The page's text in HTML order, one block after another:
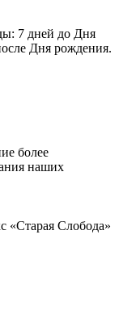
7 дней до Дня
Дня рождения.
более
наших
«Старая Слобода»